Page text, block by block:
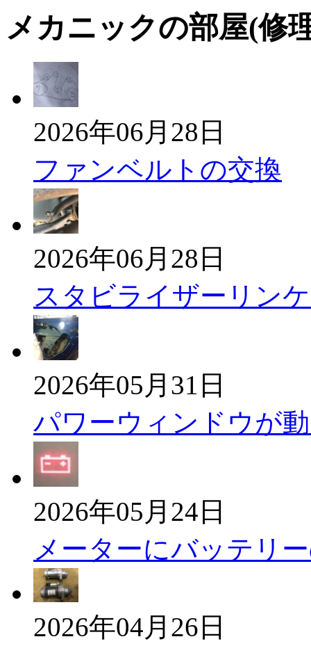
メカニックの部屋(
2026年06月28日
ファンベルトの交換
2026年06月28日
スタビライザーリン
2026年05月31日
パワーウィンドウが
2026年05月24日
メーターにバッテリ
2026年04月26日